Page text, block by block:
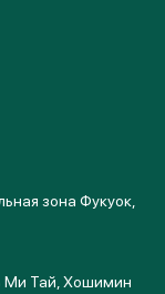
зона Фукуок,
Ми Тай, Хошимин